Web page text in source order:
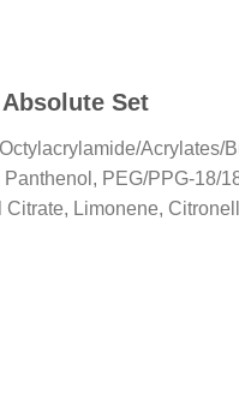
Set
PEG/PPG-
Limonene,